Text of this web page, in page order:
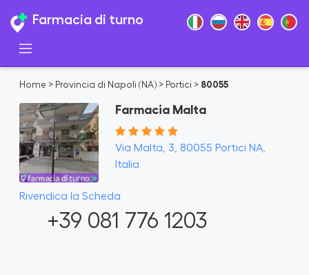
Farmacia di turno
Home > Provincia di Napoli (NA) > Portici > 80055
Farmacia Malta
Via Malta, 3, 80055 Portici NA,
Italia
Rivendica la Scheda
+39 081 776 1203